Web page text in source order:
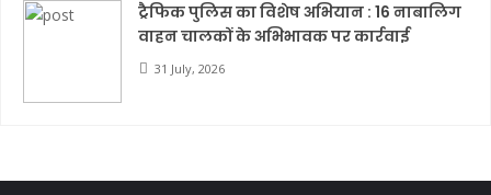
ट्रैफिक पुलिस का विशेष अभियान : 16 नाबालिग
वाहन चालकों के अभिभावक पर कार्रवाई
31 July, 2026